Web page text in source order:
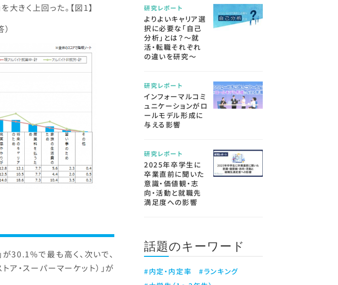
大きく上回った。【図1】
が30.1%で最も高く、次いで、
ア・スーパーマーケット）」が
研究レポート
よりよいキャリア選
択に必要な「自己
分析」とは？～就
活・転職それぞれ
の違いを研究～
研究レポート
インフォーマルコミ
ュニケーションがロ
ールモデル形成に
与える影響
研究レポート
2025年卒学生に
卒業直前に聞いた
意識・価値観・志
向・活動と就職先
満足度への影響
話題のキーワード
#内定・内定率
#ランキング